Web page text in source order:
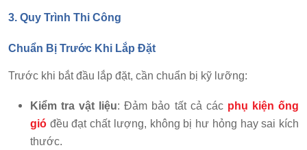
3. Quy Trình Thi Công
Chuẩn Bị Trước Khi Lắp Đặt
Trước khi bắt đầu lắp đặt, cần chuẩn bị kỹ lưỡng:
Kiểm tra vật liệu: Đảm bảo tất cả các phụ kiện ống
gió đều đạt chất lượng, không bị hư hỏng hay sai kích
thước.